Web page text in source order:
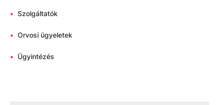
• Szolgáltatók
• Orvosi ügyeletek
• Ügyintézés